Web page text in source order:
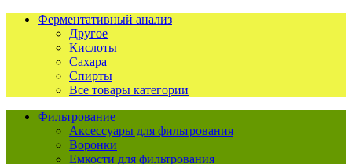
Ферментативный анализ
Другое
Кислоты
Сахара
Спирты
Все товары категории
Фильтрование
Аксессуары для фильтрования
Воронки
Емкости для фильтрования